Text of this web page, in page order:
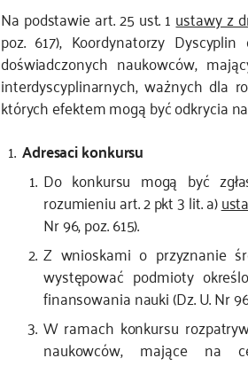
Na podstawie art. 25 ust. 1 ustawy z
poz. 617), Koordynatorzy
doświadczonych naukowców,
interdyscyplinarnych, ważnych dla
których efektem mogą być odkrycia
Adresaci konkursu
Do konkursu mogą być
rozumieniu art. 2 pkt 3 lit. a)
Nr 96, poz. 615).
Z wnioskami o przyznanie
występować podmioty
finansowania nauki (Dz. U. Nr
W ramach konkursu
naukowców, mające na